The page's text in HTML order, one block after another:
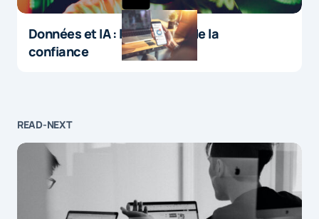
Données et IA : le paradoxe de la
confiance
READ-NEXT